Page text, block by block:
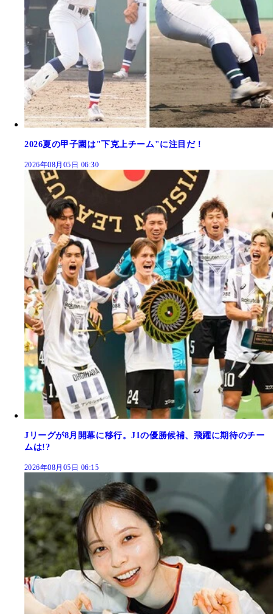
2026夏の甲子園は"下克上チーム"に注目だ！
2026年08月05日 06:30
Jリーグが8月開幕に移行。J1の優勝候補、飛躍に期待のチー
ムは!?
2026年08月05日 06:15